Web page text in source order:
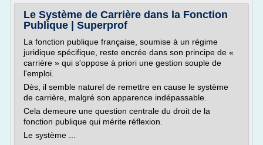
Le Système de Carrière dans la Fonction
Publique | Superprof
La fonction publique française, soumise à un régime
juridique spécifique, reste encrée dans son principe de «
carrière » qui s'oppose à priori une gestion souple de
l'emploi.
Dès, il semble naturel de remettre en cause le système
de carrière, malgré son apparence indépassable.
Cela demeure une question centrale du droit de la
fonction publique qui mérite réflexion.
Le système ...